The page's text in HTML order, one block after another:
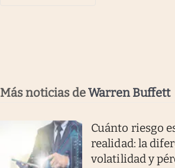
Más noticias deWarren Buffett
Cuánto riesgo
realidad: la
volatilidad y